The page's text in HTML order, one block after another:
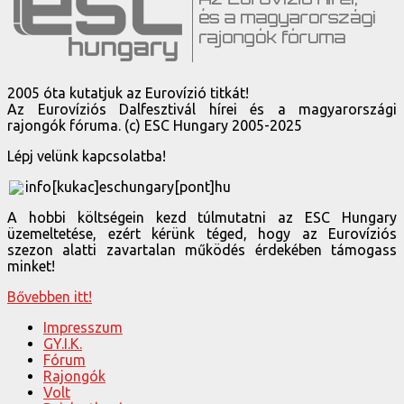
2005 óta kutatjuk az Eurovízió titkát!
Az Eurovíziós Dalfesztivál hírei és a magyarországi
rajongók fóruma. (c) ESC Hungary 2005-2025
Lépj velünk kapcsolatba!
info[kukac]eschungary[pont]hu
A hobbi költségein kezd túlmutatni az ESC Hungary
üzemeltetése, ezért kérünk téged, hogy az Eurovíziós
szezon alatti zavartalan működés érdekében támogass
minket!
Bővebben itt!
Impresszum
GY.I.K.
Fórum
Rajongók
Volt